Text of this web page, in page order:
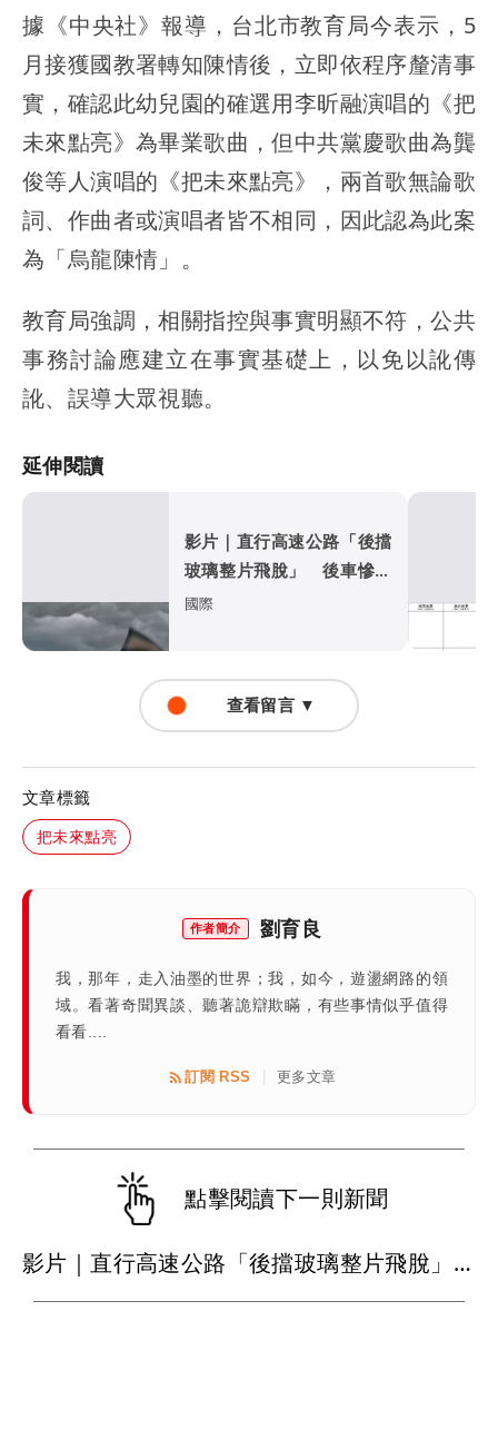
據《中央社》報導，台北市教育局今表示，5
月接獲國教署轉知陳情後，立即依程序釐清事
實，確認此幼兒園的確選用李昕融演唱的《把
未來點亮》為畢業歌曲，但中共黨慶歌曲為龔
俊等人演唱的《把未來點亮》，兩首歌無論歌
詞、作曲者或演唱者皆不相同，因此認為此案
為「烏龍陳情」。
教育局強調，相關指控與事實明顯不符，公共
事務討論應建立在事實基礎上，以免以訛傳
訛、誤導大眾視聽。
延伸閱讀
影片｜直行高速公路「後擋
玻璃整片飛脫」 後車慘遭
比亞迪擊落
國際
查看留言 ▼
文章標籤
把未來點亮
作者簡介 劉育良
我，那年，走入油墨的世界；我，如今，遊盪網路的領
域。看著奇聞異談、聽著詭辯欺瞞，有些事情似乎值得
看看....
訂閱 RSS 更多文章
點擊閱讀下一則新聞
影片｜直行高速公路「後擋玻璃整片飛脫」 後車慘遭比亞迪擊落